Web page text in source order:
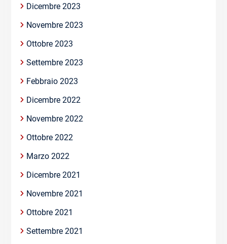
Dicembre 2023
Novembre 2023
Ottobre 2023
Settembre 2023
Febbraio 2023
Dicembre 2022
Novembre 2022
Ottobre 2022
Marzo 2022
Dicembre 2021
Novembre 2021
Ottobre 2021
Settembre 2021